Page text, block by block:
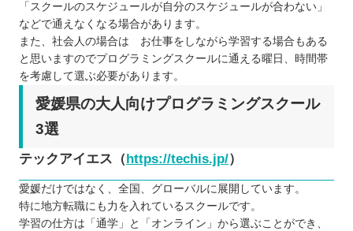
「スクールのスケジュールが自分のスケジュールが合わない」
などで通えなくなる場合があります。
また、社会人の場合は お仕事をしながら学習する場合もある
と思いますのでプログラミングスクールに通える曜日、時間帯
を考慮して選ぶ必要があります。
愛媛県の大人向けプログラミングスクール
3選
テックアイエス（ https://techis.jp/）
愛媛だけではなく、全国、グローバルに展開しています。
特に地方転職にも力を入れているスクールです。
学習の仕方は「通学」と「オンライン」から選ぶことができ、